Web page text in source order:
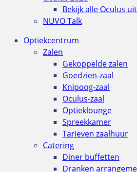
Bekijk alle Oculus
NUVO Talk
Optiekcentrum
Zalen
Gekoppelde zalen
Goedzien-zaal
Knipoog-zaal
Oculus-zaal
Optieklounge
Spreekkamer
Tarieven zaalhuur
Catering
Diner buffetten
Dranken